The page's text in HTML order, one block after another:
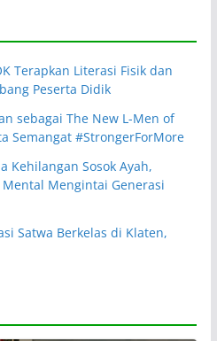
Terapkan Literasi Fisik dan
Peserta Didik
sebagai The New L-Men of
Semangat #StrongerForMore
Kehilangan Sosok Ayah,
Mengintai Generasi
Satwa Berkelas di Klaten,